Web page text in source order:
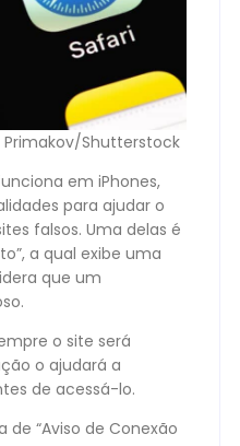
Primakov/Shutterstock
em iPhones,
para ajudar o
falsos. Uma delas é
a qual exibe uma
que um
o site será
o ajudará a
de acessá-lo.
“Aviso de Conexão